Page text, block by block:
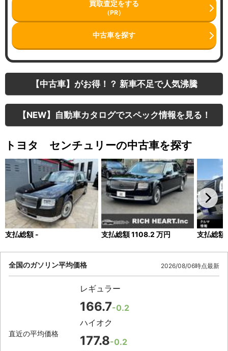
買取査定をする
（PR）
中古車を探す
【中古車】がお得！？ 新車不足で人気沸騰
【NEW】自動車カタログでスペック情報を見る！
トヨタ センチュリーの中古車を探す
支払総額 - 支払総額1108.2 万円 支払総額
全国のガソリン平均価格 2026/08/06時点最新
直近の平均価格
レギュラー
166.7-0.2
ハイオク
177.8-0.2